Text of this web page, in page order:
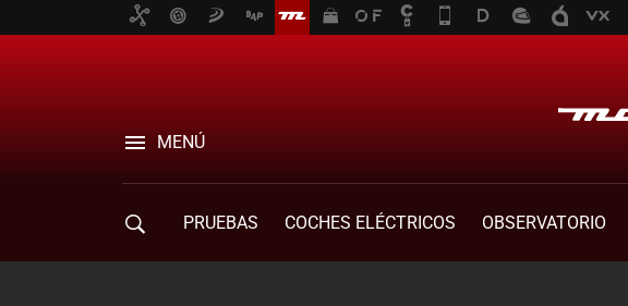
MENÚ
PRUEBAS COCHES ELÉCTRICOS OBSERVATORIO